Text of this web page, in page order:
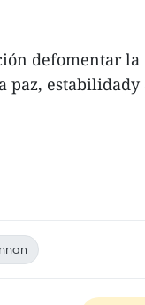
defomentar la
estabilidady